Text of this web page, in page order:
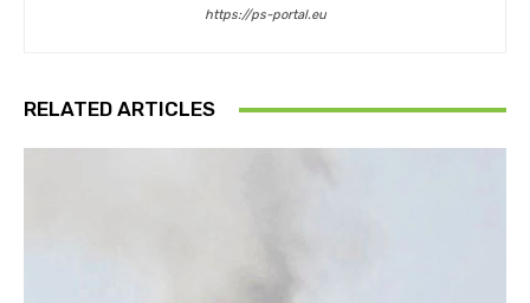
https://ps-portal.eu
RELATED ARTICLES